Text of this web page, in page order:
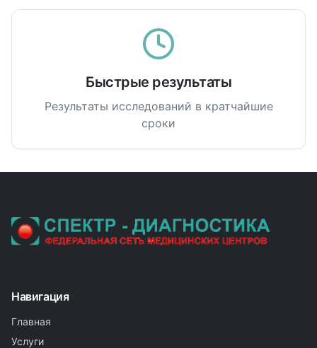
Быстрые результаты
Результаты исследований в кратчайшие
сроки
Навигация
Главная
Услуги